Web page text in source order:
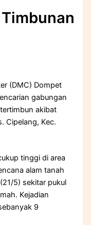
(DMC) Dompet
gabungan
akibat
Cipelang, Kec.
tinggi di area
alam tanah
5) sekitar pukul
Kejadian
9